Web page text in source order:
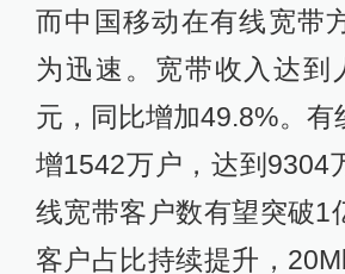
而中国移动在有线宽带
为迅速。宽带收入达到
元，同比增加49.8%。有
增1542万户，达到9304
线宽带客户数有望突破1
客户占比持续提升，